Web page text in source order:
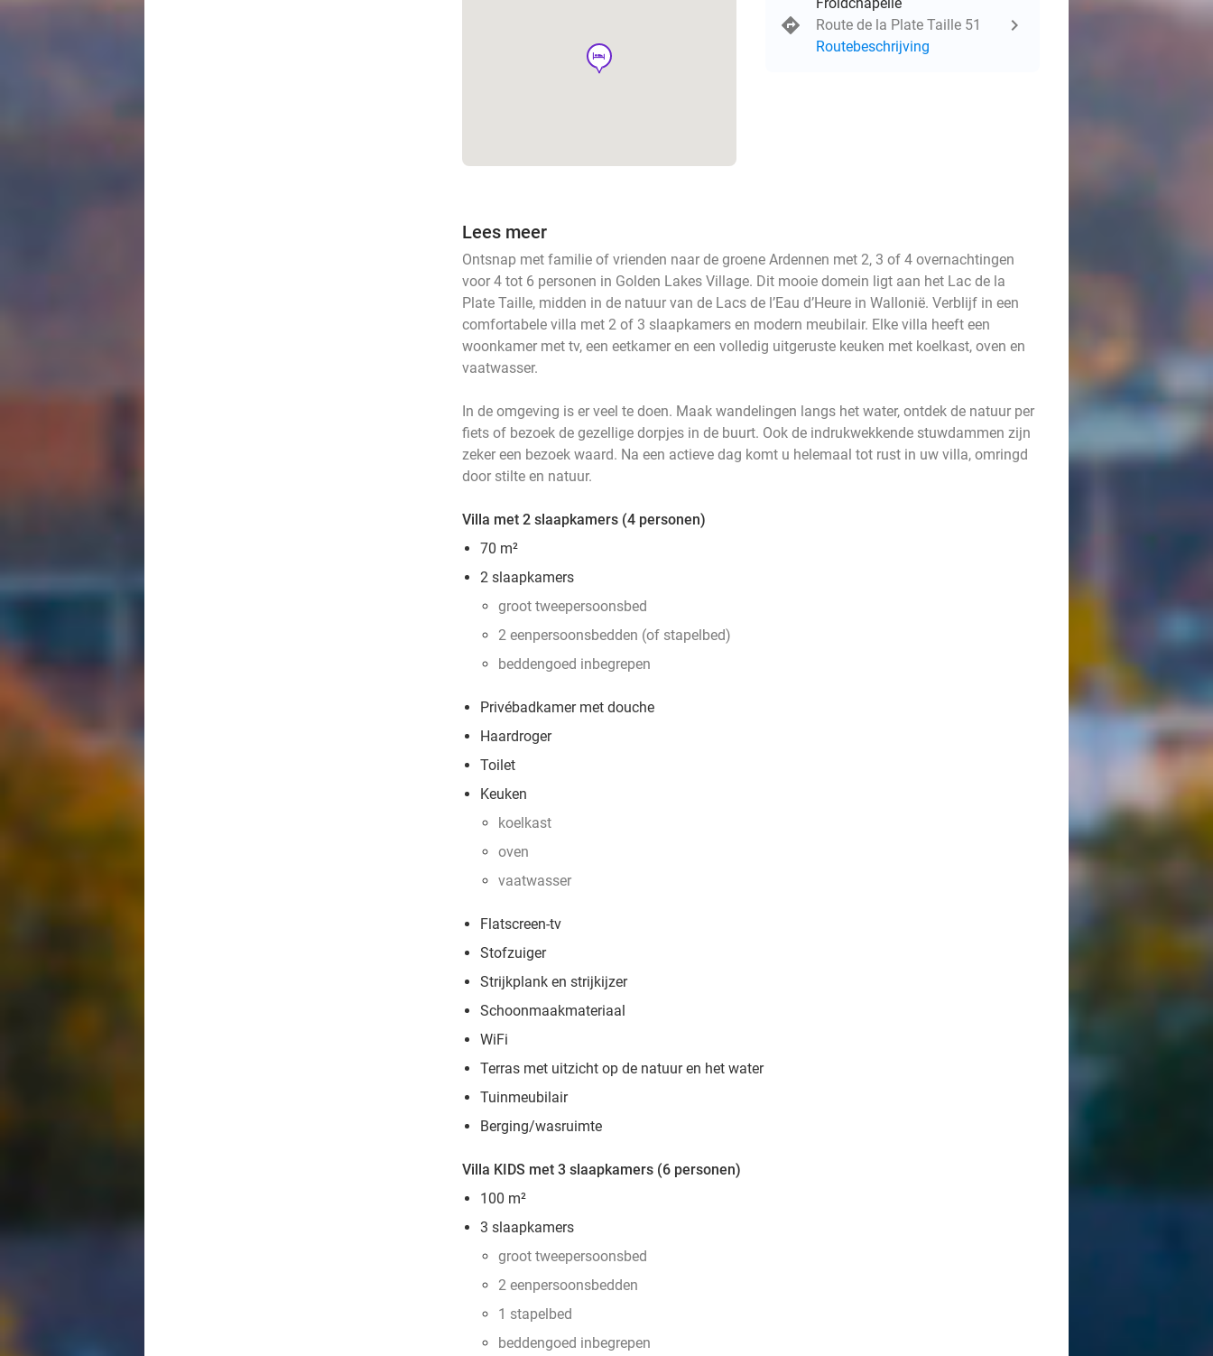
hotel
Route de la Plate Taille 51
Routebeschrijving
Lees meer
Ontsnap met familie of vrienden naar de groene Ardennen met 2, 3 of 4 overnachtingen
voor 4 tot 6 personen in Golden Lakes Village. Dit mooie domein ligt aan het Lac de la
Plate Taille, midden in de natuur van de Lacs de l’Eau d’Heure in Wallonië. Verblijf in een
comfortabele villa met 2 of 3 slaapkamers en modern meubilair. Elke villa heeft een
woonkamer met tv, een eetkamer en een volledig uitgeruste keuken met koelkast, oven en
vaatwasser.
In de omgeving is er veel te doen. Maak wandelingen langs het water, ontdek de natuur per
fiets of bezoek de gezellige dorpjes in de buurt. Ook de indrukwekkende stuwdammen zijn
zeker een bezoek waard. Na een actieve dag komt u helemaal tot rust in uw villa, omringd
door stilte en natuur.
Villa met 2 slaapkamers (4 personen)
70 m²
2 slaapkamers
groot tweepersoonsbed
2 eenpersoonsbedden (of stapelbed)
beddengoed inbegrepen
Privébadkamer met douche
Haardroger
Toilet
Keuken
koelkast
oven
vaatwasser
Flatscreen-tv
Stofzuiger
Strijkplank en strijkijzer
Schoonmaakmateriaal
WiFi
Terras met uitzicht op de natuur en het water
Tuinmeubilair
Berging/wasruimte
Villa KIDS met 3 slaapkamers (6 personen)
100 m²
3 slaapkamers
groot tweepersoonsbed
2 eenpersoonsbedden
1 stapelbed
beddengoed inbegrepen